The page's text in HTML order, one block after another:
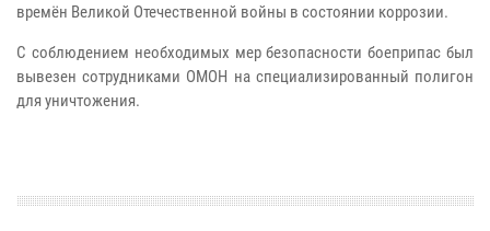
времён Великой Отечественной войны в состоянии коррозии.
С соблюдением необходимых мер безопасности боеприпас был
вывезен сотрудниками ОМОН на специализированный полигон
для уничтожения.